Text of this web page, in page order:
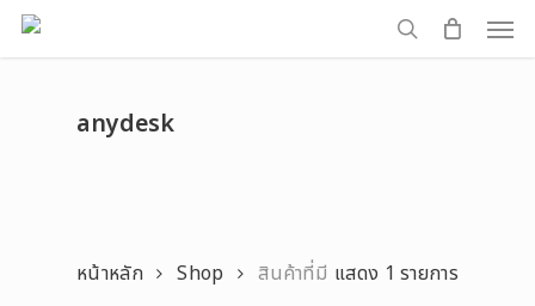
Skip
to
search
anydesk
แสดง 1 รายการ
หน้าหลัก Shop
สินค้าที่มี